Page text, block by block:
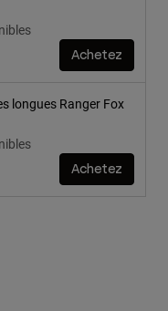
Achetez
longues Ranger Fox
Achetez